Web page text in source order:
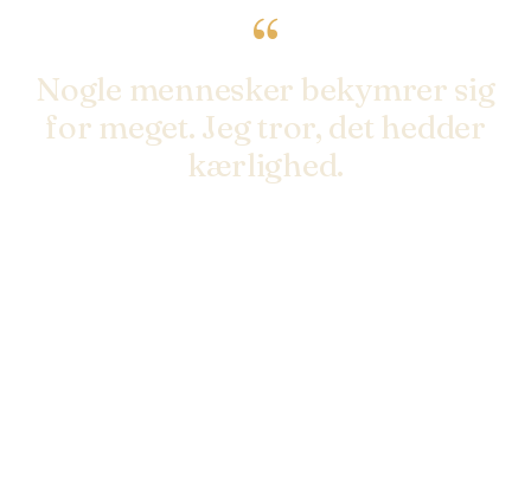
“
Nogle mennesker bekymrer sig
for meget. Jeg tror, det hedder
kærlighed.